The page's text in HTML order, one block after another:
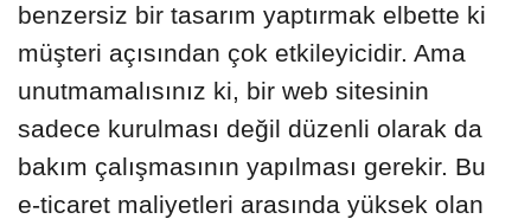
benzersiz bir tasarım yaptırmak elbette ki
müşteri açısından çok etkileyicidir. Ama
unutmamalısınız ki, bir web sitesinin
sadece kurulması değil düzenli olarak da
bakım çalışmasının yapılması gerekir. Bu
e-ticaret maliyetleri arasında yüksek olan